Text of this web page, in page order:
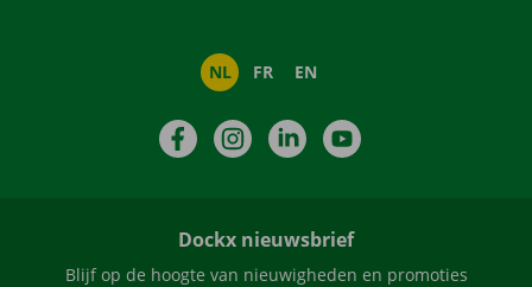
NL FR EN
FacebookInstagramLinkedIn
Dockx nieuwsbrief
Blijf op de hoogte van nieuwigheden en promoties